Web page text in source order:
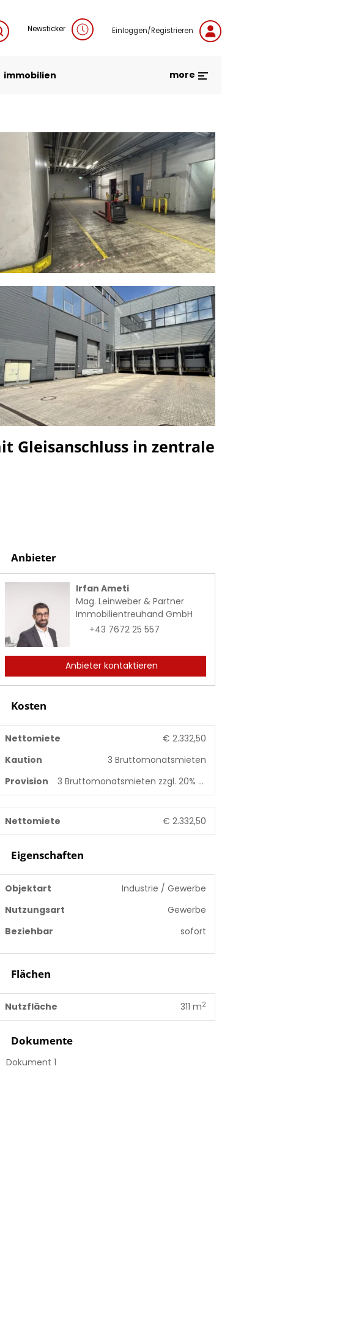
Newsticker Einloggen/Registrieren
immobilien more
Gleisanschluss in zentrale
Anbieter
Irfan Ameti
Mag. Leinweber & Partner
Immobilientreuhand GmbH
+43 7672 25 557
Anbieter kontaktieren
Kosten
Nettomiete
€ 2.332,50
Kaution
3 Bruttomonatsmieten
Provision
3 Bruttomonatsmieten zzgl. 20% USt.
Nettomiete € 2.332,50
Eigenschaften
Objektart
Industrie / Gewerbe
Nutzungsart
Gewerbe
Beziehbar
sofort
Flächen
Nutzfläche 311 m2
Dokumente
Dokument 1